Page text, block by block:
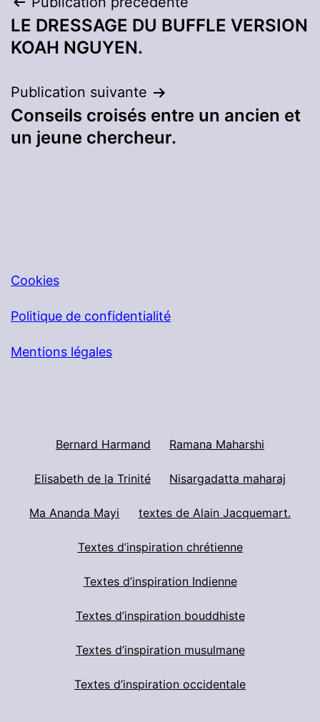
de
LE DRESSAGE DU BUFFLE VERSION
KOAH NGUYEN.
Publication suivante
Conseils croisés entre un ancien et
un jeune chercheur.
Cookies
Politique de confidentialité
Mentions légales
Bernard Harmand Ramana Maharshi
Elisabeth de la Trinité Nisargadatta maharaj
Ma Ananda Mayi textes de Alain Jacquemart.
Textes d’inspiration chrétienne
Textes d’inspiration Indienne
Textes d’inspiration bouddhiste
Textes d’inspiration musulmane
Textes d’inspiration occidentale